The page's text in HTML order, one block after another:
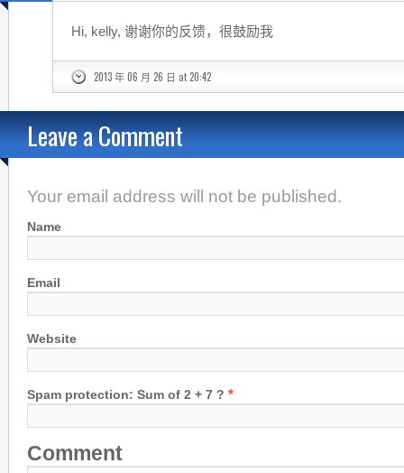
Hi, kelly, 谢谢你的反馈，很鼓励我
2013 年 06 月 26 日 at 20:42
Leave a Comment
Your email address will not be published.
Name
Email
Website
Spam protection: Sum of 2 + 7 ? *
Comment